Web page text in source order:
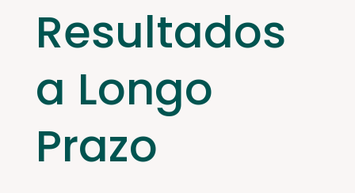
Resultados
a Longo
Prazo